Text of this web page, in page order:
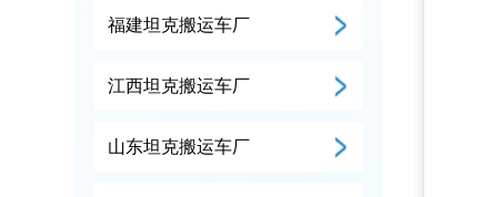
福建坦克搬运车厂
江西坦克搬运车厂
山东坦克搬运车厂